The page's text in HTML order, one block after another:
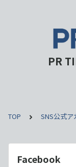
PR
TOP SNS公式ア
Facebook